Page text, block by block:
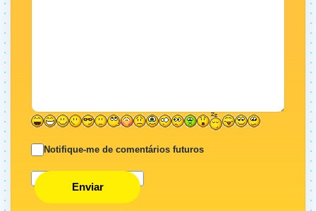
Notifique-me de comentários futuros
Enviar